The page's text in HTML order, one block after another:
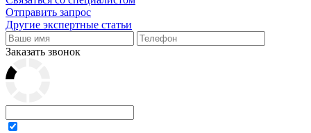
Отправить запрос
Другие экспертные статьи
Заказать звонок